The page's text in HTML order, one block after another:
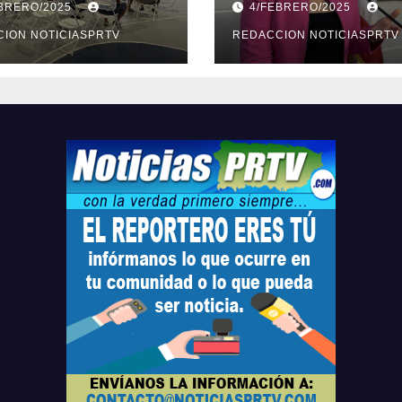
en
2025
NOTICIASPRTV
violencia en el
noviazgo
4/FEBRERO/2025
REDACCION NOTICIASPRTV